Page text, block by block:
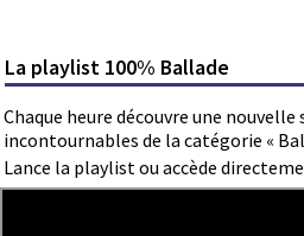
La playlist 100% Ballade
Chaque heure découvre une
incontournables de la catégorie «
Lance la playlist ou accède